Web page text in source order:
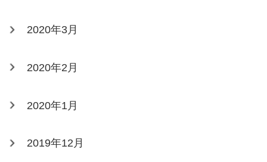
2020年3月
2020年2月
2020年1月
2019年12月